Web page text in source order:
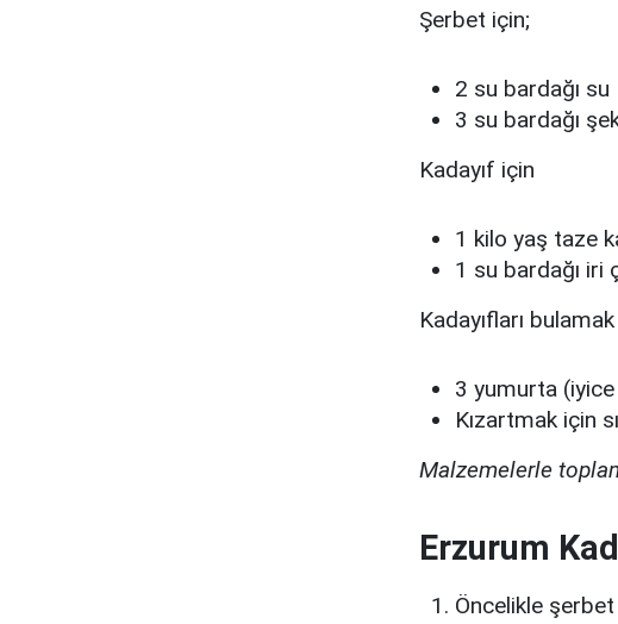
Şerbet için;
2 su bardağı su
3 su bardağı
Kadayıf için
1 kilo yaş taze
1 su bardağı iri
Kadayıfları
3 yumurta (iyice
Kızartmak için
Malzemelerle
Erzurum
Öncelikle